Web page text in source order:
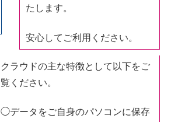
たします。
安心してご利用ください。
クラウドの主な特徴として以下をご
覧ください。
◯データをご自身のパソコンに保存